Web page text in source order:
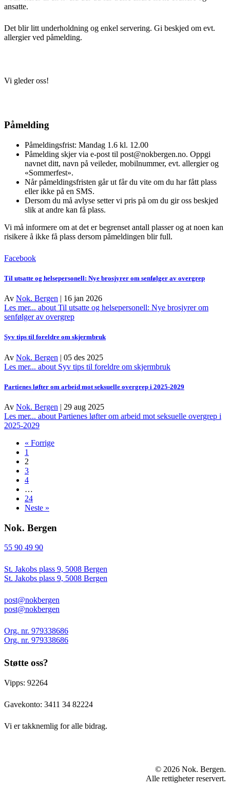
ansatte.
Det blir litt underholdning og enkel servering. Gi beskjed om evt.
allergier ved påmelding.
Vi gleder oss!
Påmelding
Påmeldingsfrist: Mandag 1.6 kl. 12.00
Påmelding skjer via e-post til post@nokbergen.no. Oppgi
navnet ditt, navn på veileder, mobilnummer, evt. allergier og
«Sommerfest».
Når påmeldingsfristen går ut får du vite om du har fått plass
eller ikke på en SMS.
Dersom du må avlyse setter vi pris på om du gir oss beskjed
slik at andre kan få plass.
Vi må informere om at det er begrenset antall plasser og at noen kan
risikere å ikke få plass dersom påmeldingen blir full.
Facebook
Til utsatte og helsepersonell: Nye brosjyrer om senfølger av overgrep
Av Nok. Bergen | 16 jan 2026
Les mer... about Til utsatte og helsepersonell: Nye brosjyrer om
senfølger av overgrep
Syv tips til foreldre om skjermbruk
Av Nok. Bergen | 05 des 2025
Les mer... about Syv tips til foreldre om skjermbruk
Partienes løfter om arbeid mot seksuelle overgrep i 2025-2029
Av Nok. Bergen | 29 aug 2025
Les mer... about Partienes løfter om arbeid mot seksuelle overgrep i
2025-2029
« Forrige
1
2
3
4
…
24
Neste »
Nok. Bergen
55 90 49 90
St. Jakobs plass 9, 5008 Bergen
St. Jakobs plass 9, 5008 Bergen
post@nokbergen
post@nokbergen
Org. nr. 979338686
Org. nr. 979338686
Støtte oss?
Vipps: 92264
Gavekonto: 3411 34 82224
Vi er takknemlig for alle bidrag.
© 2026 Nok. Bergen.
Alle rettigheter reservert.